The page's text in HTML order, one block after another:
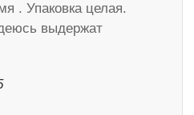
. Упаковка целая.
выдержат